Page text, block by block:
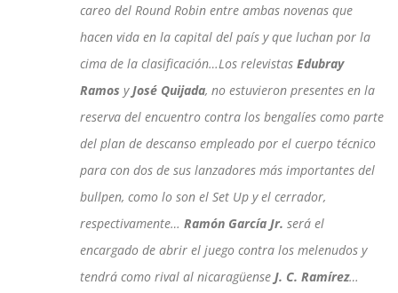
careo del Round Robin entre ambas novenas que
hacen vida en la capital del país y que luchan por la
cima de la clasificación…Los relevistas Edubray
Ramos y José Quijada, no estuvieron presentes en la
reserva del encuentro contra los bengalíes como parte
del plan de descanso empleado por el cuerpo técnico
para con dos de sus lanzadores más importantes del
bullpen, como lo son el Set Up y el cerrador,
respectivamente… Ramón García Jr. será el
encargado de abrir el juego contra los melenudos y
tendrá como rival al nicaragüense J. C. Ramírez…